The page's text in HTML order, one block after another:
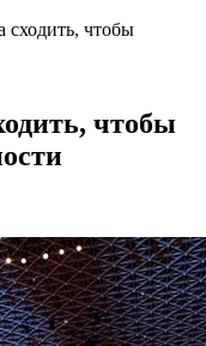
сходить, чтобы
чтобы